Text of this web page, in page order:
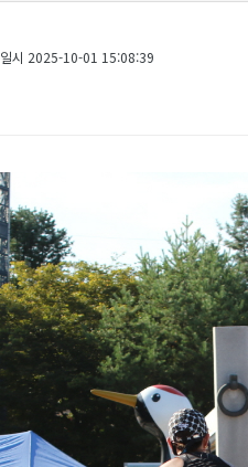
일시 2025-10-01 15:08:39